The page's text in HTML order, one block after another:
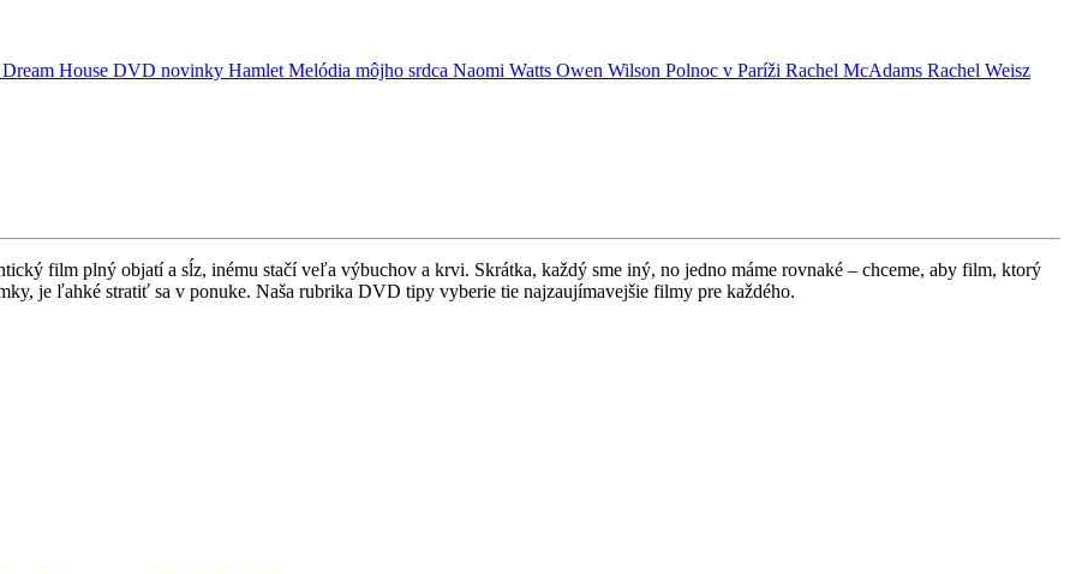
Dream House DVD novinky Hamlet Melódia môjho srdca Naomi Watts Owen Wilson Polnoc v Paríži Rachel McAdams Rachel Weisz
film plný objatí a sĺz, inému stačí veľa výbuchov a krvi. Skrátka, každý sme iný, no jedno máme rovnaké – chceme, aby film, ktorý
je ľahké stratiť sa v ponuke. Naša rubrika DVD tipy vyberie tie najzaujímavejšie filmy pre každého.